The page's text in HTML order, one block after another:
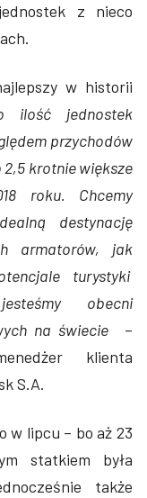
z nieco
w historii
ilość jednostek
przychodów
krotnie większe
roku. Chcemy
destynację
armatorów, jak
turystyki
obecni
na świecie
–
klienta
S.A.
w lipcu – bo aż 23
statkiem była
także